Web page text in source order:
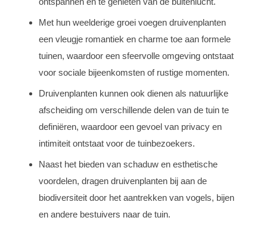
Met hun weelderige groei voegen druivenplanten
een vleugje romantiek en charme toe aan formele
tuinen, waardoor een sfeervolle omgeving ontstaat
voor sociale bijeenkomsten of rustige momenten.
Druivenplanten kunnen ook dienen als natuurlijke
afscheiding om verschillende delen van de tuin te
definiëren, waardoor een gevoel van privacy en
intimiteit ontstaat voor de tuinbezoekers.
Naast het bieden van schaduw en esthetische
voordelen, dragen druivenplanten bij aan de
biodiversiteit door het aantrekken van vogels, bijen
en andere bestuivers naar de tuin.